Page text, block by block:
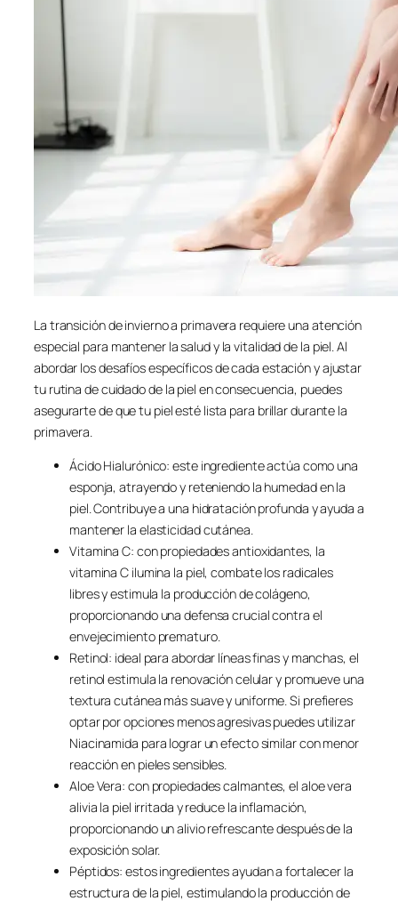
La transición de invierno a primavera requiere una atención
especial para mantener la salud y la vitalidad de la piel. Al
abordar los desafíos específicos de cada estación y ajustar
tu rutina de cuidado de la piel en consecuencia, puedes
asegurarte de que tu piel esté lista para brillar durante la
primavera.
Ácido Hialurónico: este ingrediente actúa como una
esponja, atrayendo y reteniendo la humedad en la
piel. Contribuye a una hidratación profunda y ayuda a
mantener la elasticidad cutánea.
Vitamina C: con propiedades antioxidantes, la
vitamina C ilumina la piel, combate los radicales
libres y estimula la producción de colágeno,
proporcionando una defensa crucial contra el
envejecimiento prematuro.
Retinol: ideal para abordar líneas finas y manchas, el
retinol estimula la renovación celular y promueve una
textura cutánea más suave y uniforme. Si prefieres
optar por opciones menos agresivas puedes utilizar
Niacinamida para lograr un efecto similar con menor
reacción en pieles sensibles.
Aloe Vera: con propiedades calmantes, el aloe vera
alivia la piel irritada y reduce la inflamación,
proporcionando un alivio refrescante después de la
exposición solar.
Péptidos: estos ingredientes ayudan a fortalecer la
estructura de la piel, estimulando la producción de